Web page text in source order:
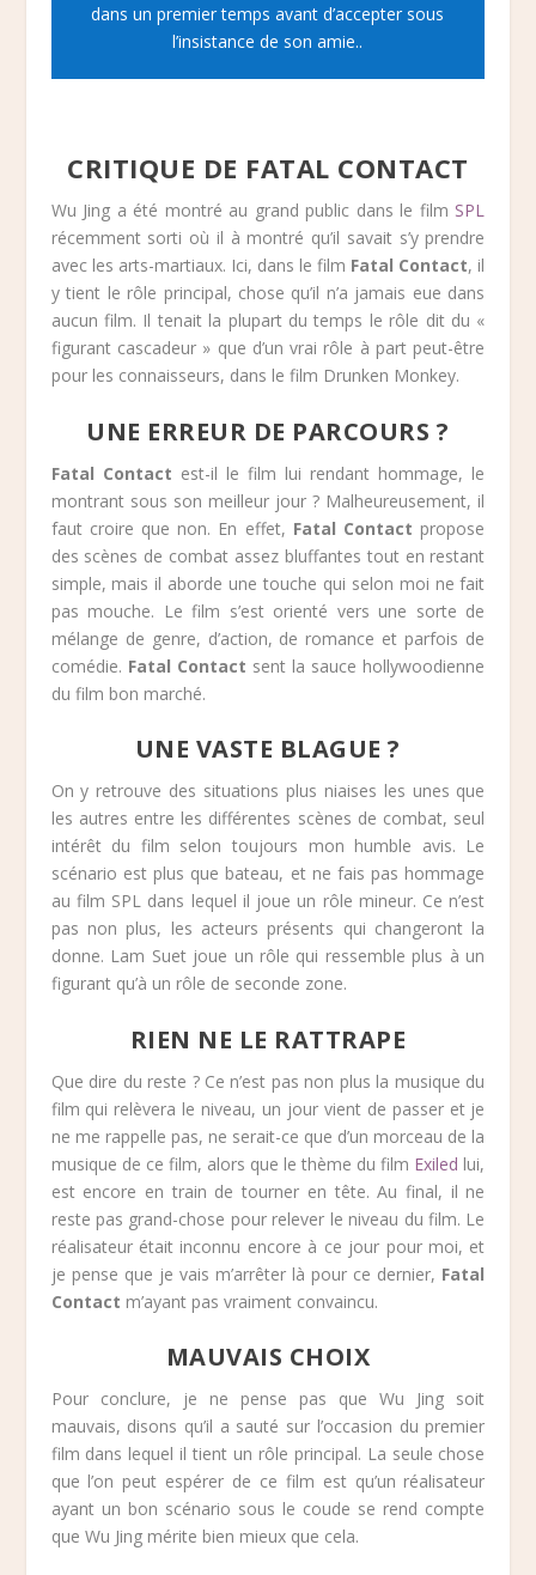
dans un premier temps avant d’accepter sous
l’insistance de son amie..
CRITIQUE DE FATAL CONTACT
Wu Jing a été montré au grand public dans le film SPL
récemment sorti où il à montré qu’il savait s’y prendre
avec les arts-martiaux. Ici, dans le film Fatal Contact, il
y tient le rôle principal, chose qu’il n’a jamais eue dans
aucun film. Il tenait la plupart du temps le rôle dit du «
figurant cascadeur » que d’un vrai rôle à part peut-être
pour les connaisseurs, dans le film Drunken Monkey.
UNE ERREUR DE PARCOURS ?
Fatal Contact est-il le film lui rendant hommage, le
montrant sous son meilleur jour ? Malheureusement, il
faut croire que non. En effet, Fatal Contact propose
des scènes de combat assez bluffantes tout en restant
simple, mais il aborde une touche qui selon moi ne fait
pas mouche. Le film s’est orienté vers une sorte de
mélange de genre, d’action, de romance et parfois de
comédie. Fatal Contact sent la sauce hollywoodienne
du film bon marché.
UNE VASTE BLAGUE ?
On y retrouve des situations plus niaises les unes que
les autres entre les différentes scènes de combat, seul
intérêt du film selon toujours mon humble avis. Le
scénario est plus que bateau, et ne fais pas hommage
au film SPL dans lequel il joue un rôle mineur. Ce n’est
pas non plus, les acteurs présents qui changeront la
donne. Lam Suet joue un rôle qui ressemble plus à un
figurant qu’à un rôle de seconde zone.
RIEN NE LE RATTRAPE
Que dire du reste ? Ce n’est pas non plus la musique du
film qui relèvera le niveau, un jour vient de passer et je
ne me rappelle pas, ne serait-ce que d’un morceau de la
musique de ce film, alors que le thème du film Exiled lui,
est encore en train de tourner en tête. Au final, il ne
reste pas grand-chose pour relever le niveau du film. Le
réalisateur était inconnu encore à ce jour pour moi, et
je pense que je vais m’arrêter là pour ce dernier, Fatal
Contact m’ayant pas vraiment convaincu.
MAUVAIS CHOIX
Pour conclure, je ne pense pas que Wu Jing soit
mauvais, disons qu’il a sauté sur l’occasion du premier
film dans lequel il tient un rôle principal. La seule chose
que l’on peut espérer de ce film est qu’un réalisateur
ayant un bon scénario sous le coude se rend compte
que Wu Jing mérite bien mieux que cela.